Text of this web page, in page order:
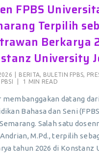
FPBS
Terpilih
Berkarya
University
BERITA, BULETIN FPBS,
1 MIN READ
membanggakan datang
Bahasa dan Seni
Salah satu
M.Pd., terpilih
tahun 2026 di Konstanz